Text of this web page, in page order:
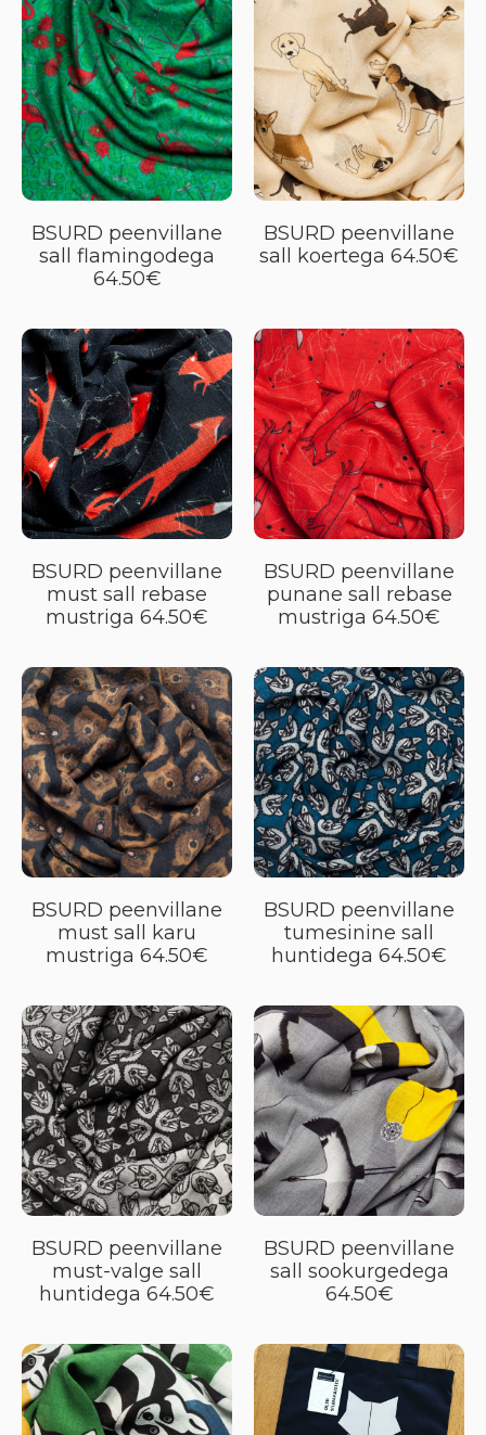
BSURD peenvillane
sall flamingodega
64.50€
BSURD peenvillane
sall koertega 64.50€
BSURD peenvillane
must sall rebase
mustriga 64.50€
BSURD peenvillane
punane sall rebase
mustriga 64.50€
BSURD peenvillane
must sall karu
mustriga 64.50€
BSURD peenvillane
tumesinine sall
huntidega 64.50€
BSURD peenvillane
must-valge sall
huntidega 64.50€
BSURD peenvillane
sall sookurgedega
64.50€